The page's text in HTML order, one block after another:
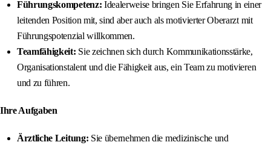
Führungskompetenz: Idealerweise bringen Sie Erfahrung in einer
leitenden Position mit, sind aber auch als motivierter Oberarzt mit
Führungspotenzial willkommen.
Teamfähigkeit: Sie zeichnen sich durch Kommunikationsstärke,
Organisationstalent und die Fähigkeit aus, ein Team zu motivieren
und zu führen.
Ihre Aufgaben
Ärztliche Leitung: Sie übernehmen die medizinische und